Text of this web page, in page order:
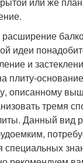
идеи
и
плиту-
описанному
тремя
Данный вид
специальных